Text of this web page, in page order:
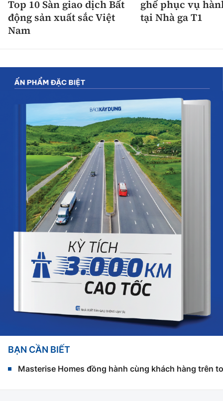
Top 10 Sàn giao dịch Bất
động sản xuất sắc Việt
Nam
ghế phục vụ
tại Nhà ga T1
BẠN CẦN BIẾT
Masterise Homes đồng hành cùng khách hàng trên